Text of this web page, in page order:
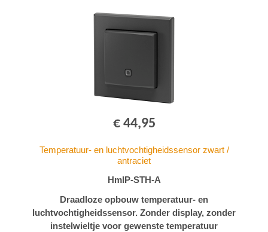
€ 44,95
Temperatuur- en luchtvochtigheidssensor zwart /
antraciet
HmIP-STH-A
Draadloze opbouw temperatuur- en
luchtvochtigheidssensor. Zonder display, zonder
instelwieltje voor gewenste temperatuur